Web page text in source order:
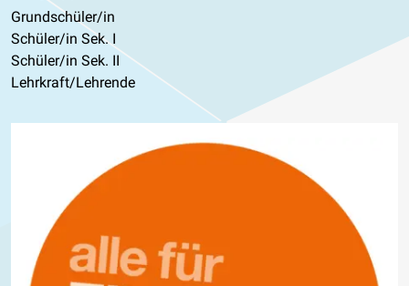
Grundschüler/in
Schüler/in Sek. I
Schüler/in Sek. II
Lehrkraft/Lehrende